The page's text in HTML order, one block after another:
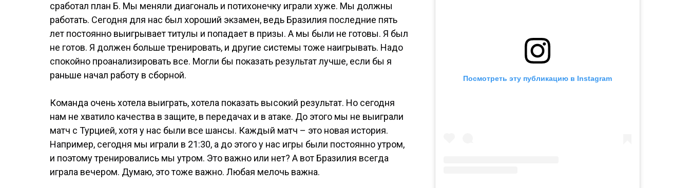
сработал план Б. Мы меняли диагональ и потихонечку играли хуже. Мы должны
работать. Сегодня для нас был хороший экзамен, ведь Бразилия последние пять
лет постоянно выигрывает титулы и попадает в призы. А мы были не готовы. Я был
не готов. Я должен больше тренировать, и другие системы тоже наигрывать. Надо
спокойно проанализировать все. Могли бы показать результат лучше, если бы я
раньше начал работу в сборной.
Команда очень хотела выиграть, хотела показать высокий результат. Но сегодня
нам не хватило качества в защите, в передачах и в атаке. До этого мы не выиграли
матч с Турцией, хотя у нас были все шансы. Каждый матч – это новая история.
Например, сегодня мы играли в 21:30, а до этого у нас игры были постоянно утром,
и поэтому тренировались мы утром. Это важно или нет? А вот Бразилия всегда
играла вечером. Думаю, это тоже важно. Любая мелочь важна.
Посмотреть эту публикацию в Instagram